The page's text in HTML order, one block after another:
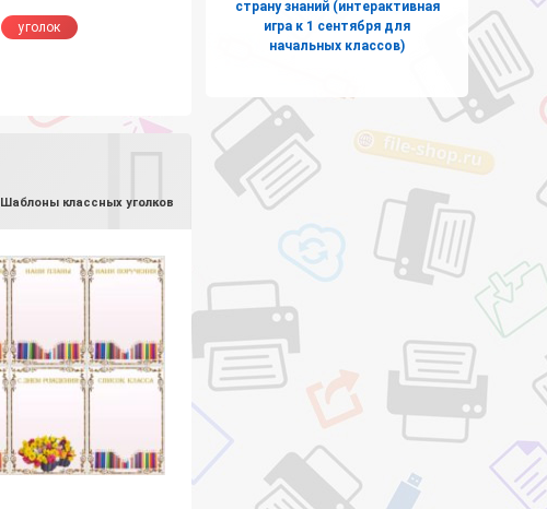
уголок
Шаблоны классных уголков
страну знаний (интерактивная
игра к 1 сентября для
начальных классов)